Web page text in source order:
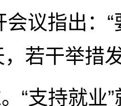
会议指出：
，若干举措
“支持就业